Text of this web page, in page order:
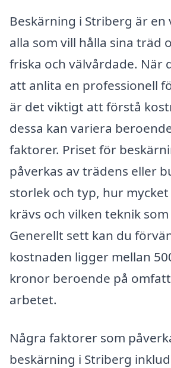
Beskärning i Striberg är
alla som vill hålla sina träd
friska och välvårdade. När
att anlita en professionell
är det viktigt att förstå
dessa kan variera
faktorer. Priset för
påverkas av trädens eller
storlek och typ, hur
krävs och vilken teknik
Generellt sett kan du
kostnaden ligger mellan
kronor beroende på
arbetet.
Några faktorer som
beskärning i Striberg